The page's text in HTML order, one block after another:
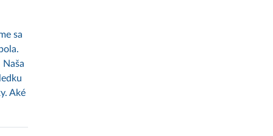
sa
Aké